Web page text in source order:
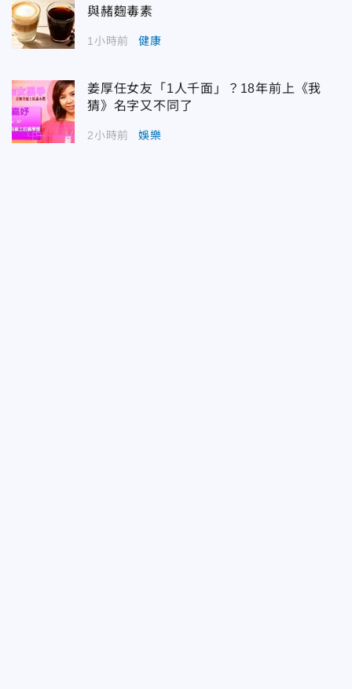
與赭麴毒素
1小時前 健康
姜厚任女友「1人千面」？18年前上《我
猜》名字又不同了
2小時前 娛樂